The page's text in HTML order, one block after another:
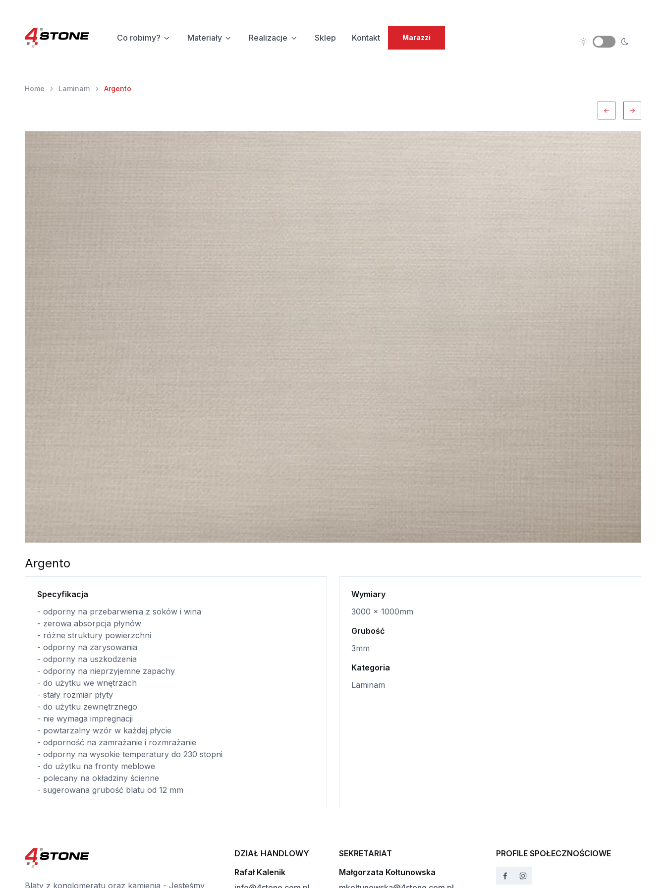
Co robimy? Materiały Realizacje Sklep Kontakt Marazzi
Home Laminam Argento
Argento
Specyfikacja
- odporny na przebarwienia z soków i wina
- zerowa absorpcja płynów
- różne struktury powierzchni
- odporny na zarysowania
- odporny na uszkodzenia
- odporny na nieprzyjemne zapachy
- do użytku we wnętrzach
- stały rozmiar płyty
- do użytku zewnętrznego
- nie wymaga impregnacji
- powtarzalny wzór w każdej płycie
- odporność na zamrażanie i rozmrażanie
- odporny na wysokie temperatury do 230 stopni
- do użytku na fronty meblowe
- polecany na okładziny ścienne
- sugerowana grubość blatu od 12 mm
Wymiary
3000 x 1000mm
Grubość
3mm
Kategoria
Laminam
Blaty z konglomeratu oraz kamienia - Jesteśmy
DZIAŁ HANDLOWY
Rafał Kalenik
SEKRETARIAT
Małgorzata Kołtunowska
PROFILE SPOŁECZNOŚCIOWE